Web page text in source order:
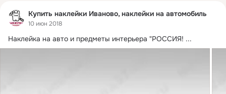
Купить наклейки Иваново, наклейки на автомобиль
10 июн 2018
Наклейка на авто и предметы интерьера "РОССИЯ! ...